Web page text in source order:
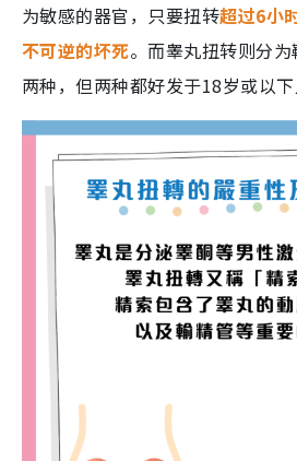
为敏感的器官，只要扭转超过6小
不可逆的坏死。而睾丸扭转则分
两种，但两种都好发于18岁或以下